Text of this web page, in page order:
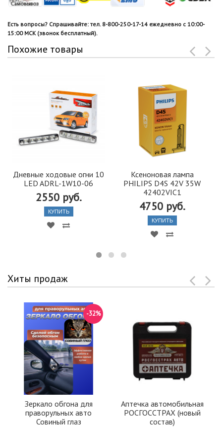
Есть вопросы? Спрашивайте: тел. 8-800-250-17-14 ежедневно с 10:00-
15:00 МСК (звонок бесплатный).
Похожие товары
Дневные ходовые огни 10
LED ADRL-1W10-06
2550 руб.
КУПИТЬ
Ксеноновая лампа
PHILIPS D4S 42V 35W
42402VIC1
4750 руб.
КУПИТЬ
Хиты продаж
Зеркало обгона для
праворульных авто
Совиный глаз
-32%
Аптечка автомобильная
РОСГОССТРАХ (новый
состав)